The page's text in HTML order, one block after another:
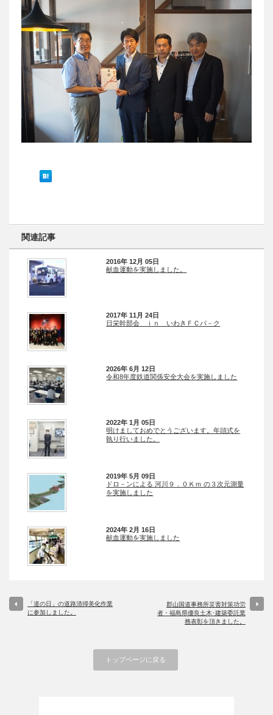
関連記事
2016年 12月 05日
献血運動を実施しました。
2017年 11月 24日
日栄幹部会 ｉｎ いわきＦＣパ－ク
2026年 6月 12日
令和8年度鉄道関係安全大会を実施しました
2022年 1月 05日
明けましておめでとうございます。年頭式を
執り行いました。
2019年 5月 09日
ドロ－ンによる 河川９．０Ｋｍ の３次元測量
を実施しました
2024年 2月 16日
献血運動を実施しました
「道の日」の道路清掃美化作業
に参加しました。
郡山国道事務所災害対策功労
者・福島県優良土木･建築委託業
務表彰を頂きました。
トップページに戻る